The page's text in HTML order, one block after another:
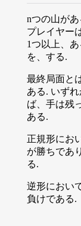
nつの山が
プレイヤー
1つ以上、
を、する.
最終局面と
ある. いず
ば、手は残
ある.
正規形にお
が勝ちであ
る.
逆形におい
負けである.